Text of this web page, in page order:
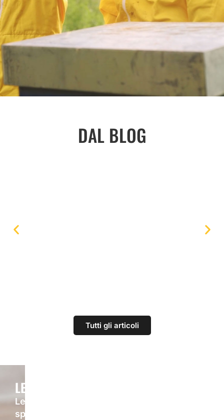
DAL BLOG
Tutti gli articoli
LE RICETTE
Le ricette di Mielizia nascono dalla voglia di
sperimentare con i prodotti dell’alveare: